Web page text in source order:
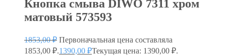
Кнопка смыва DIWO 7311 хром
матовый 573593
1853,00₽ Первоначальная цена составляла
1853,00 ₽.1390,00 ₽Текущая цена: 1390,00 ₽.